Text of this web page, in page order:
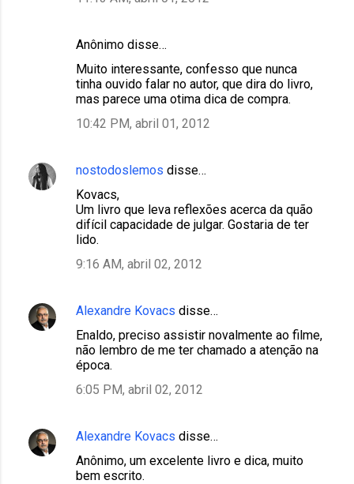
s
Anônimo disse…
Muito interessante, confesso que nunca
tinha ouvido falar no autor, que dira do livro,
mas parece uma otima dica de compra.
10:42 PM, abril 01, 2012
nostodoslemos disse…
Kovacs,
Um livro que leva reflexões acerca da quão
difícil capacidade de julgar. Gostaria de ter
lido.
9:16 AM, abril 02, 2012
Alexandre Kovacs disse…
Enaldo, preciso assistir novalmente ao filme,
não lembro de me ter chamado a atenção na
época.
6:05 PM, abril 02, 2012
Alexandre Kovacs disse…
Anônimo, um excelente livro e dica, muito
bem escrito.